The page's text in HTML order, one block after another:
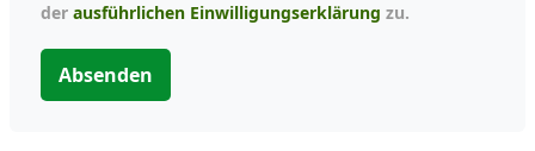
der ausführlichen Einwilligungserklärung zu.
Absenden